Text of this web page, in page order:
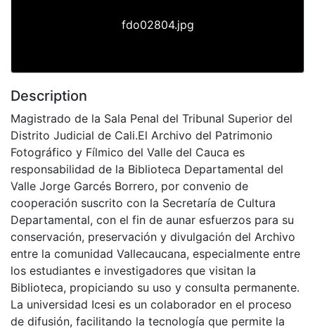
fdo02804.jpg
Description
Magistrado de la Sala Penal del Tribunal Superior del
Distrito Judicial de Cali.El Archivo del Patrimonio
Fotográfico y Fílmico del Valle del Cauca es
responsabilidad de la Biblioteca Departamental del
Valle Jorge Garcés Borrero, por convenio de
cooperación suscrito con la Secretaría de Cultura
Departamental, con el fin de aunar esfuerzos para su
conservación, preservación y divulgación del Archivo
entre la comunidad Vallecaucana, especialmente entre
los estudiantes e investigadores que visitan la
Biblioteca, propiciando su uso y consulta permanente.
La universidad Icesi es un colaborador en el proceso
de difusión, facilitando la tecnología que permite la